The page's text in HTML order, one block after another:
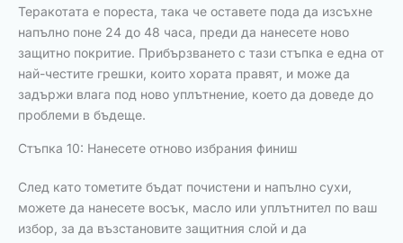
Теракотата е пореста, така че оставете пода да изсъхне
напълно поне 24 до 48 часа, преди да нанесете ново
защитно покритие. Прибързването с тази стъпка е една от
най-честите грешки, които хората правят, и може да
задържи влага под ново уплътнение, което да доведе до
проблеми в бъдеще.
Стъпка 10: Нанесете отново избрания финиш
След като тометите бъдат почистени и напълно сухи,
можете да нанесете восък, масло или уплътнител по ваш
избор, за да възстановите защитния слой и да